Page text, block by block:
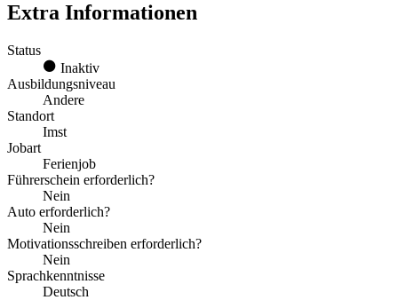
Extra Informationen
Status
Inaktiv
Ausbildungsniveau
Andere
Standort
Imst
Jobart
Ferienjob
Führerschein erforderlich?
Nein
Auto erforderlich?
Nein
Motivationsschreiben erforderlich?
Nein
Sprachkenntnisse
Deutsch